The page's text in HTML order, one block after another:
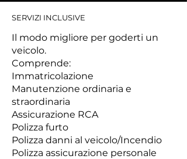
SERVIZI INCLUSIVE
Il modo migliore per goderti un
veicolo.
Comprende:
Immatricolazione
Manutenzione ordinaria e
straordinaria
Assicurazione RCA
Polizza furto
Polizza danni al veicolo/Incendio
Polizza assicurazione personale